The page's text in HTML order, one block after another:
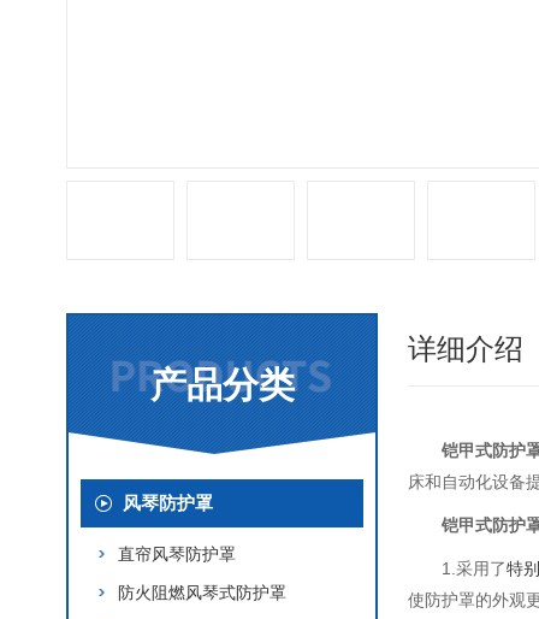
产品分类
风琴防护罩
直帘风琴防护罩
防火阻燃风琴式防护罩
详细介绍
铠甲式防护
床和自动化设备
铠甲式防护
1.采用了特别
使防护罩的外观